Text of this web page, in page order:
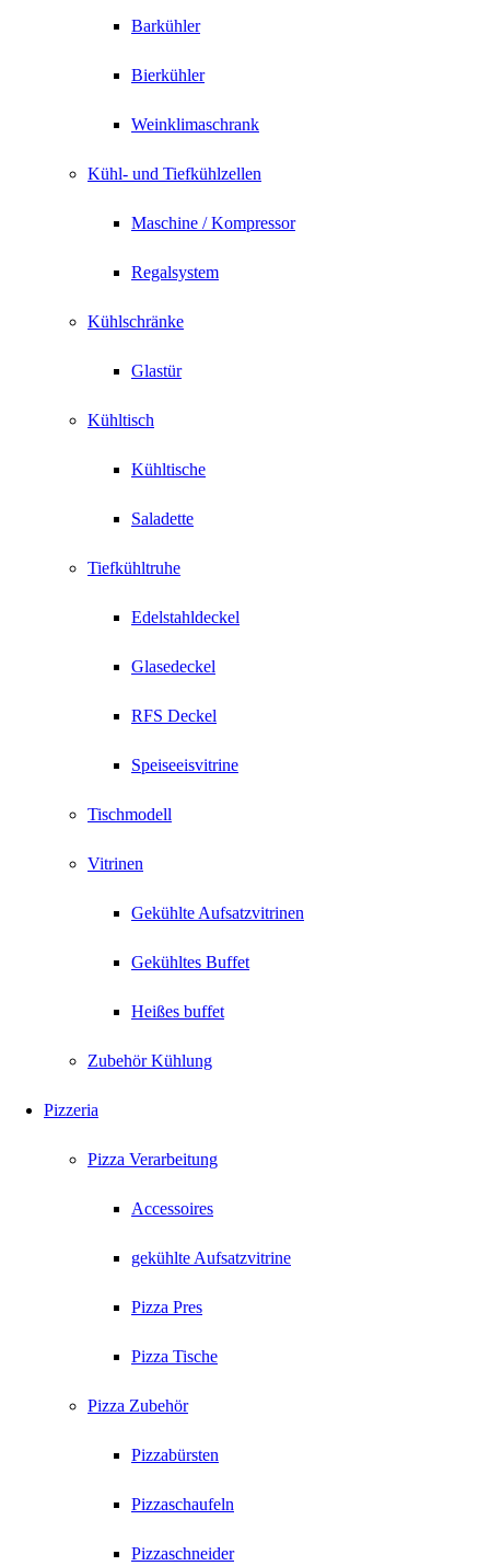
Barkühler
Bierkühler
Weinklimaschrank
Kühl- und Tiefkühlzellen
Maschine / Kompressor
Regalsystem
Kühlschränke
Glastür
Kühltisch
Kühltische
Saladette
Tiefkühltruhe
Edelstahldeckel
Glasedeckel
RFS Deckel
Speiseeisvitrine
Tischmodell
Vitrinen
Gekühlte Aufsatzvitrinen
Gekühltes Buffet
Heißes buffet
Zubehör Kühlung
Pizzeria
Pizza Verarbeitung
Accessoires
gekühlte Aufsatzvitrine
Pizza Pres
Pizza Tische
Pizza Zubehör
Pizzabürsten
Pizzaschaufeln
Pizzaschneider